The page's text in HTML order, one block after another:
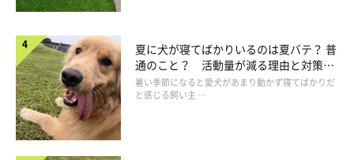
行きつけのドッグサロンに愛犬を預かってもらっていたため、片
「愛犬はお店にもスタッフの方にも慣れていたので、安心できた
と思います。
私も、よく知っているお店にお任せできて安心でした」
夏に犬が寝てばかりいるのは夏バテ？ 普
通のこと？ 活動量が減る理由と対策と
は
暑い季節になると愛犬があまり動かず寝てばかりだ
と感じる飼い主 …